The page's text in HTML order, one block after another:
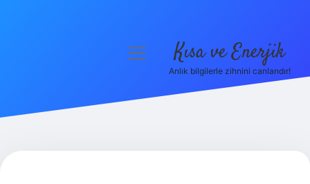
menüyü
Kısa ve Enerjik
Anlık bilgilerle zihnini canlandır!